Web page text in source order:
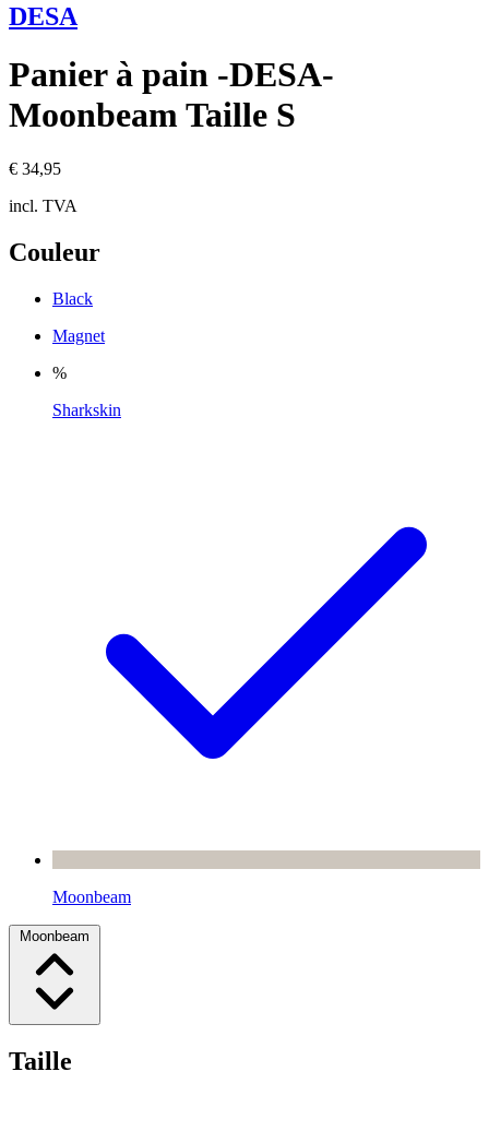
DESA
Panier à pain -DESA-
Moonbeam Taille S
€ 34,95
incl. TVA
Couleur
Black
Magnet
%
Sharkskin
Moonbeam
Moonbeam
Taille